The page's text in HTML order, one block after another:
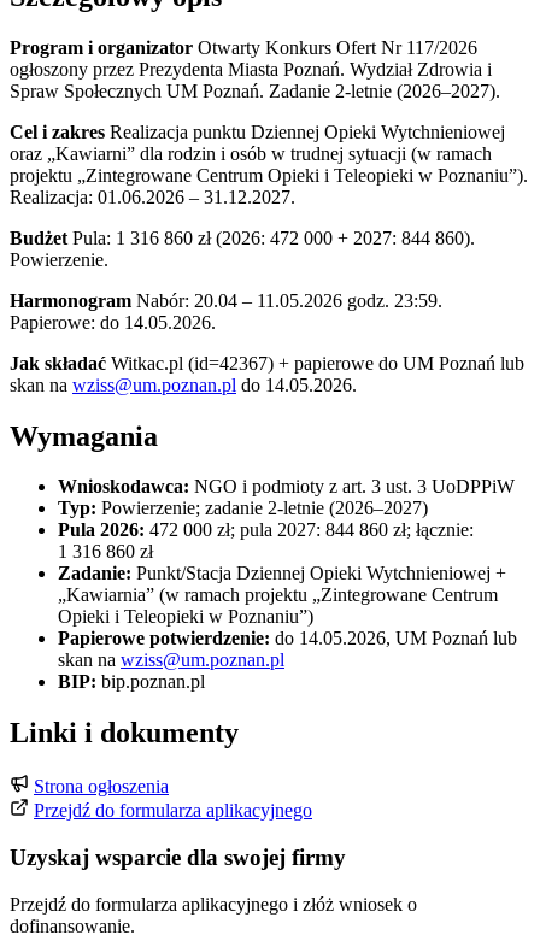
Program i organizator Otwarty Konkurs Ofert Nr 117/2026
ogłoszony przez Prezydenta Miasta Poznań. Wydział Zdrowia i
Spraw Społecznych UM Poznań. Zadanie 2-letnie (2026–2027).
Cel i zakres Realizacja punktu Dziennej Opieki Wytchnieniowej
oraz „Kawiarni” dla rodzin i osób w trudnej sytuacji (w ramach
projektu „Zintegrowane Centrum Opieki i Teleopieki w Poznaniu”).
Realizacja: 01.06.2026 – 31.12.2027.
Budżet Pula: 1 316 860 zł (2026: 472 000 + 2027: 844 860).
Powierzenie.
Harmonogram Nabór: 20.04 – 11.05.2026 godz. 23:59.
Papierowe: do 14.05.2026.
Jak składać Witkac.pl (id=42367) + papierowe do UM Poznań lub
skan na wziss@um.poznan.pl do 14.05.2026.
Wymagania
Wnioskodawca: NGO i podmioty z art. 3 ust. 3 UoDPPiW
Typ: Powierzenie; zadanie 2-letnie (2026–2027)
Pula 2026: 472 000 zł; pula 2027: 844 860 zł; łącznie:
1 316 860 zł
Zadanie: Punkt/Stacja Dziennej Opieki Wytchnieniowej +
„Kawiarnia” (w ramach projektu „Zintegrowane Centrum
Opieki i Teleopieki w Poznaniu”)
Papierowe potwierdzenie: do 14.05.2026, UM Poznań lub
skan na wziss@um.poznan.pl
BIP: bip.poznan.pl
Linki i dokumenty
Strona ogłoszenia
Przejdź do formularza aplikacyjnego
Uzyskaj wsparcie dla swojej firmy
Przejdź do formularza aplikacyjnego i złóż wniosek o
dofinansowanie.